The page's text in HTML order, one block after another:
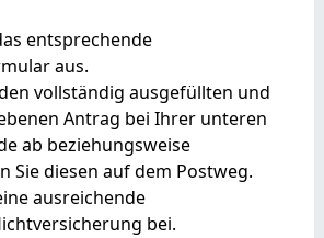
entsprechende
aus.
vollständig ausgefüllten und
Antrag bei Ihrer unteren
ab beziehungsweise
Sie diesen auf dem Postweg.
ausreichende
bei.